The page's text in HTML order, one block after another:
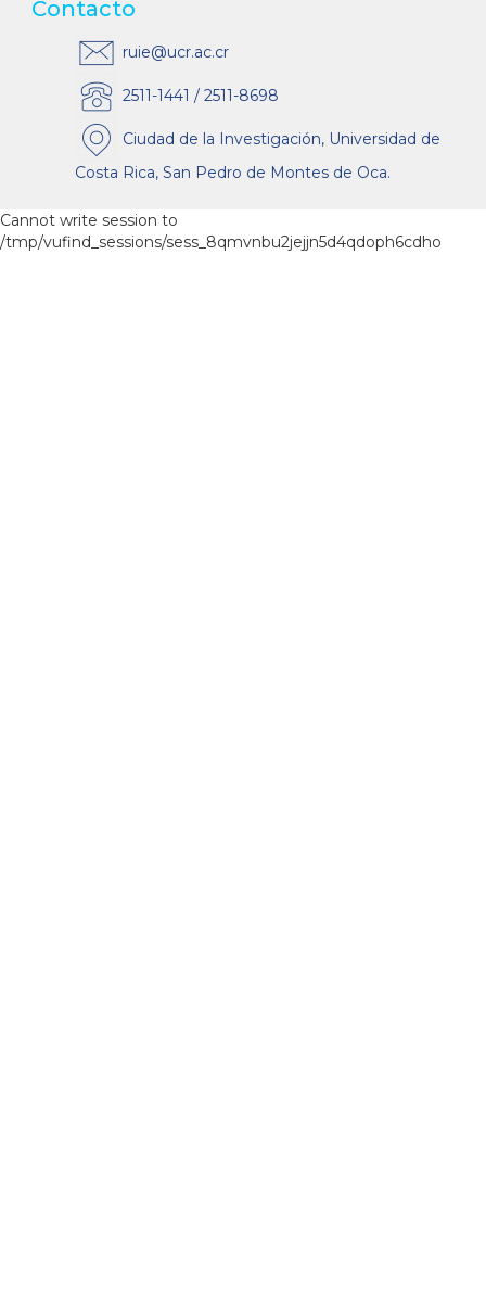
Contacto
ruie@ucr.ac.cr
2511-1441 / 2511-8698
Ciudad de la Investigación, Universidad de
Costa Rica, San Pedro de Montes de Oca.
Cannot write session to
/tmp/vufind_sessions/sess_8qmvnbu2jejjn5d4qdoph6cdho